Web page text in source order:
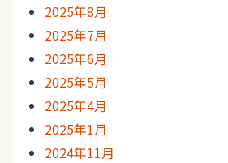
2025年8月
2025年7月
2025年6月
2025年5月
2025年4月
2025年1月
2024年11月